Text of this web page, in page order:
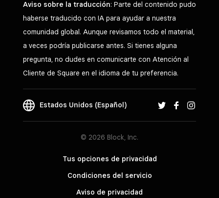
Aviso sobre la traducción: Parte del contenido pudo
haberse traducido con IA para ayudar a nuestra
comunidad global. Aunque revisamos todo el material,
a veces podría publicarse antes. Si tienes alguna
pregunta, no dudes en comunicarte con Atención al
Cliente de Square en el idioma de tu preferencia.
Estados Unidos (Español)
© 2026 Block, Inc.
Tus opciones de privacidad
Condiciones del servicio
Aviso de privacidad